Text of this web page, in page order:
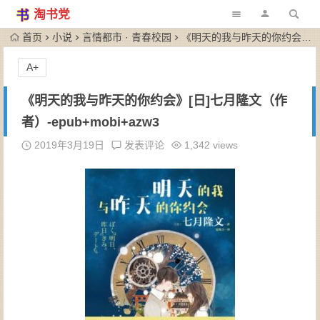
淘书党
首页 小说 言情都市 · 青春校园 《明天的我与昨天的你约会》[日]七月隆文（作者）-epub+mobi+azw3
《明天的我与昨天的你约会》[日]七月隆文（作
者）-epub+mobi+azw3
2019年3月19日 发表评论 1,342 views
A+